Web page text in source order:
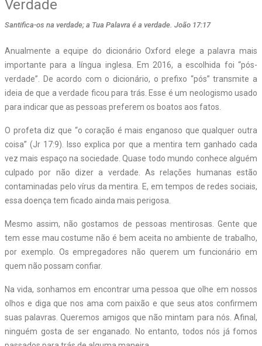
Verdade
Santifica-os na verdade; a Tua Palavra é a verdade. João 17:17
Anualmente a equipe do dicionário Oxford elege a palavra mais
importante para a língua inglesa. Em 2016, a escolhida foi “pós-
verdade”. De acordo com o dicionário, o prefixo “pós” transmite a
ideia de que a verdade ficou para trás. Esse é um neologismo usado
para indicar que as pessoas preferem os boatos aos fatos.
O profeta diz que “o coração é mais enganoso que qualquer outra
coisa” (Jr 17:9). Isso explica por que a mentira tem ganhado cada
vez mais espaço na sociedade. Quase todo mundo conhece alguém
culpado por não dizer a verdade. As relações humanas estão
contaminadas pelo vírus da mentira. E, em tempos de redes sociais,
essa doença tem ficado ainda mais perigosa.
Mesmo assim, não gostamos de pessoas mentirosas. Gente que
tem esse mau costume não é bem aceita no ambiente de trabalho,
por exemplo. Os empregadores não querem um funcionário em
quem não possam confiar.
Na vida, sonhamos em encontrar uma pessoa que olhe em nossos
olhos e diga que nos ama com paixão e que seus atos confirmem
suas palavras. Queremos amigos que não mintam para nós. Afinal,
ninguém gosta de ser enganado. No entanto, todos nós já fomos